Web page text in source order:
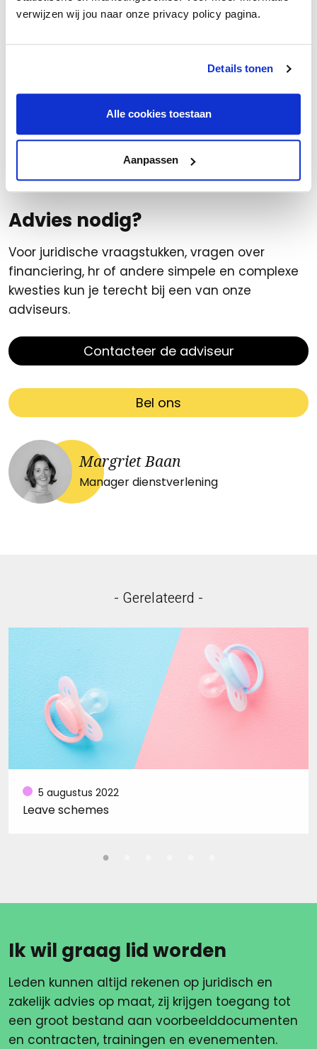
verwijzen wij jou naar onze privacy policy pagina.
Details tonen
Alle cookies toestaan
Aanpassen
expliciet met de werknemer overeenkomt dat
terugbetaald moet worden als het
vakantiesaldo bij het beëindigen van het
In onze modelarbeidsovereenkomsten hebben
wij deze bepaling standaard opgenomen, deze
contracten vind jehier.
Advies nodig?
Voor juridische vraagstukken, vragen over
financiering, hr of andere simpele en complexe
kwesties kun je terecht bij een van onze
adviseurs.
Contacteer de adviseur
Bel ons
Margriet Baan
Manager dienstverlening
- Gerelateerd -
5 augustus 2022
Leave schemes
Ik wil graag lid worden
Leden kunnen altijd rekenen op juridisch en
zakelijk advies op maat, zij krijgen toegang tot
een groot bestand aan voorbeelddocumenten
en contracten, trainingen en evenementen.